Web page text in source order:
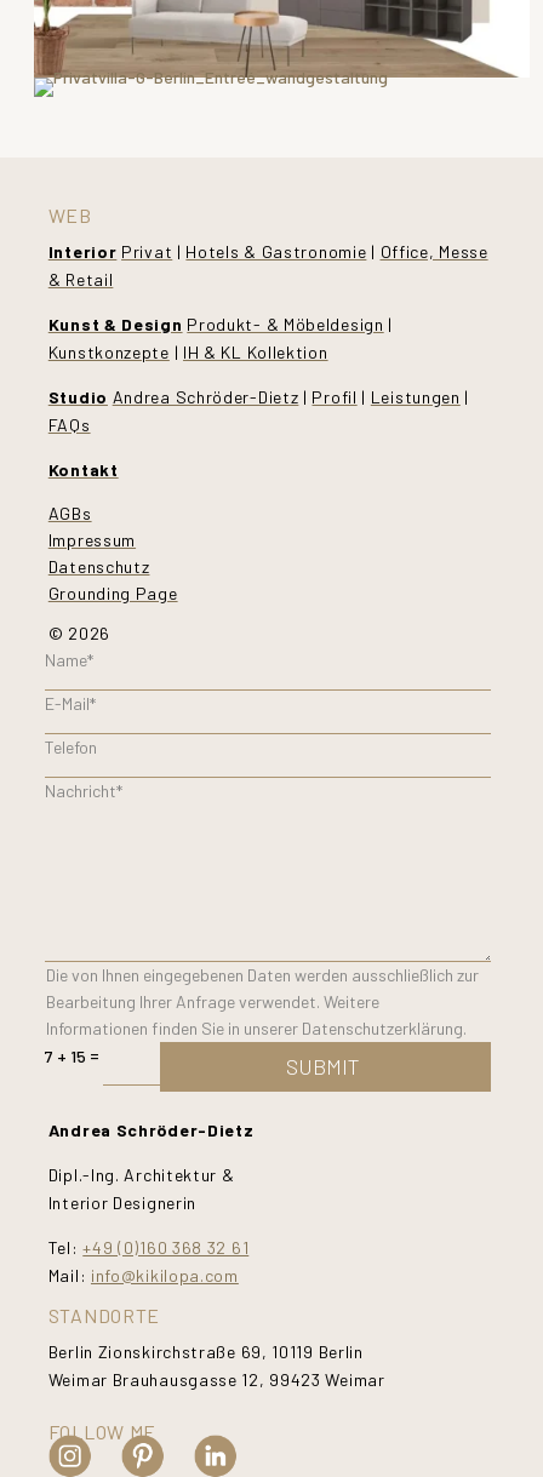
WEB
Interior Privat | Hotels & Gastronomie | Office, Messe
& Retail
Kunst & Design Produkt- & Möbeldesign |
Kunstkonzepte | IH & KL Kollektion
Studio Andrea Schröder-Dietz | Profil | Leistungen |
FAQs
Kontakt
AGBs
Impressum
Datenschutz
Grounding Page
© 2026
Die von Ihnen eingegebenen Daten werden ausschließlich zur
Bearbeitung Ihrer Anfrage verwendet. Weitere
Informationen finden Sie in unserer Datenschutzerklärung.
7 + 15 = SUBMIT
Andrea Schröder-Dietz
Dipl.-Ing. Architektur &
Interior Designerin
Tel:+49 (0)160 368 32 61
Mail: info@kikilopa.com
STANDORTE
Berlin Zionskirchstraße 69, 10119 Berlin
Weimar Brauhausgasse 12, 99423 Weimar
FOLLOW ME